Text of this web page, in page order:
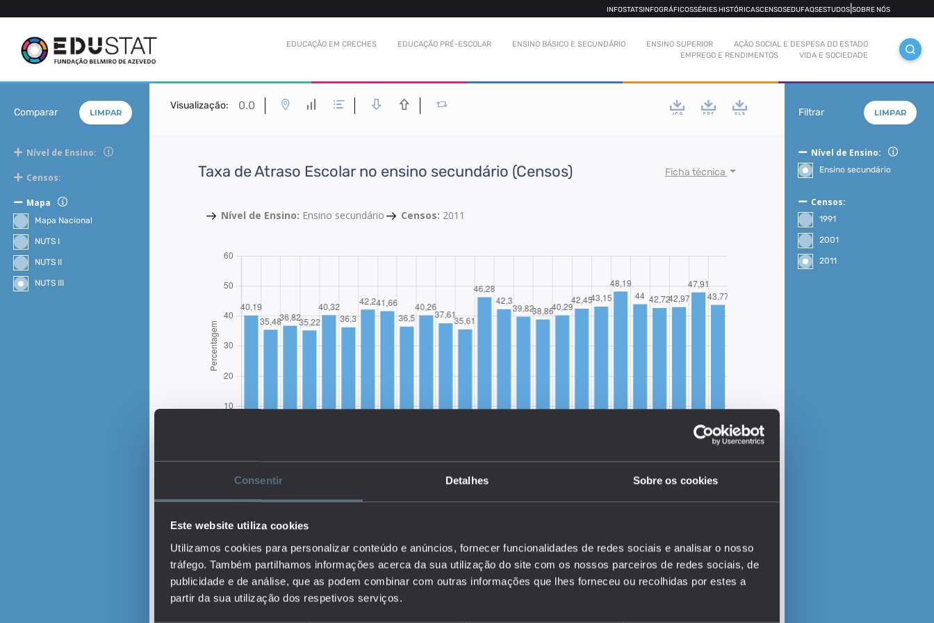
Consentir Detalhes Sobre os cookies
Este website utiliza cookies
Utilizamos cookies para personalizar conteúdo e anúncios, fornecer funcionalidades de redes sociais e analisar o nosso
tráfego. Também partilhamos informações acerca da sua utilização do site com os nossos parceiros de redes sociais, de
publicidade e de análise, que as podem combinar com outras informações que lhes forneceu ou recolhidas por estes a
partir da sua utilização dos respetivos serviços.
INFOSTATSINFOGRÁFICOSSÉRIES HISTÓRICASCENSOSEDUFAQSESTUDOS SOBRE NÓS
EDUCAÇÃO EM CRECHES EDUCAÇÃO PRÉ-ESCOLAR ENSINO BÁSICO E SECUNDÁRIO ENSINO SUPERIOR
AÇÃO SOCIAL E DESPESA DO ESTADO
EMPREGO E RENDIMENTOS
VIDA E SOCIEDADE
Comparar LIMPAR
Nível de Ensino:
Censos:
Mapa
Mapa Nacional
NUTS I
NUTS II
NUTS III
Visualização: 0.0
Taxa de Atraso Escolar no ensino secundário (Censos) Ficha técnica
Nível de Ensino: Ensino secundário Censos: 2011
Descrição:
O indicador representa a Taxa de Atraso Escolar, que relaciona a percentagem da
Filtrar LIMPAR
Nível de Ensino:
Ensino secundário
Censos:
1991
2001
2011